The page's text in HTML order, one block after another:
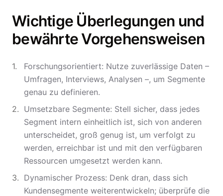
Wichtige Überlegungen und
bewährte Vorgehensweisen
Forschungsorientiert: Nutze zuverlässige Daten –
Umfragen, Interviews, Analysen –, um Segmente
genau zu definieren.
Umsetzbare Segmente: Stell sicher, dass jedes
Segment intern einheitlich ist, sich von anderen
unterscheidet, groß genug ist, um verfolgt zu
werden, erreichbar ist und mit den verfügbaren
Ressourcen umgesetzt werden kann.
Dynamischer Prozess: Denk dran, dass sich
Kundensegmente weiterentwickeln; überprüfe die